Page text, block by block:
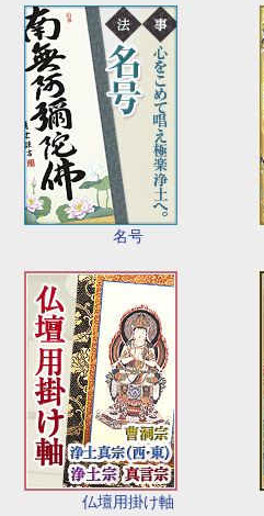
名号
仏壇用掛け軸